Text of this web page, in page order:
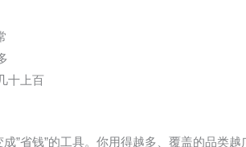
十上百
”省钱”的工具。你用得越多、覆盖的品类